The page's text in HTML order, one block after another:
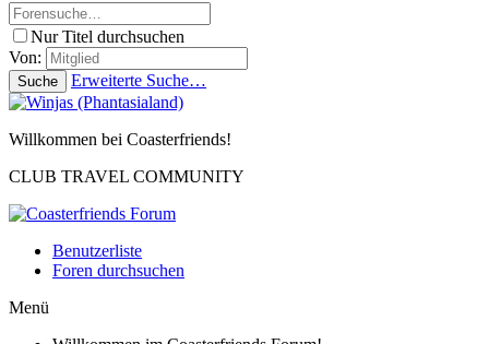
Nur Titel durchsuchen
Von:
Suche Erweiterte Suche…
Willkommen bei Coasterfriends!
CLUB TRAVEL COMMUNITY
Benutzerliste
Foren durchsuchen
Menü